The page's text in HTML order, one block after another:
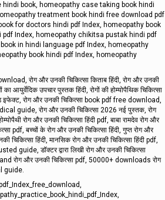
book, homeopathy case taking book hindi
treatment book hindi free download pdf
for doctors hindi pdf Index, homeopathy book
Index, homeopathy chikitsa pustak hindi pdf
in hindi language pdf Index, homeopathy
book hindi pdf Index, homeopathy
रोग और उनकी चिकित्सा किताब हिंदी, रोग और उनकी
उपचार पुस्तक हिंदी, रोगों की होम्योपैथिक चिकित्सा
इफेक्ट, रोग और उनकी चिकित्सा book pdf free download,
guide, रोग और उनकी चिकित्सा 2026 नई पुस्तक, रोग
रोग और उनकी चिकित्सा हिंदी pdf, बाबा रामदेव रोग और
pdf, बच्चों के रोग और उनकी चिकित्सा हिंदी, गुप्त रोग और
चिकित्सा हिंदी, मानसिक रोग और उनकी चिकित्सा हिंदी pdf,
guide, डॉक्टर द्वारा लिखी रोग और उनकी चिकित्सा
रोग और उनकी चिकित्सा pdf, 50000+ downloads रोग
guide.